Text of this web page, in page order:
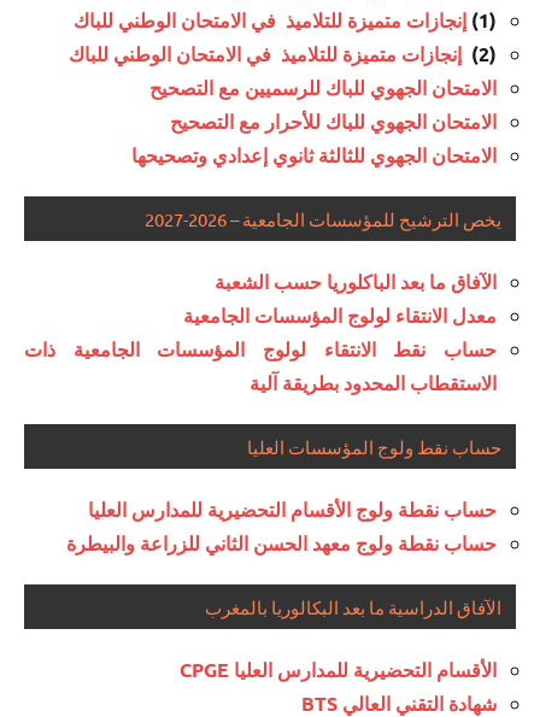
(1)
إنجازات متميزة للتلاميذ في الامتحان الوطني للباك
(2)
إنجازات متميزة للتلاميذ في الامتحان الوطني للباك
الامتحان الجهوي للباك للرسميين مع التصحيح
الامتحان الجهوي للباك للأحرار مع التصحيح
الامتحان الجهوي للثالثة ثانوي إعدادي وتصحيحها
يخص الترشيح للمؤسسات الجامعية – 2026-2027
الآفاق ما بعد الباكلوريا حسب الشعبة
معدل الانتقاء لولوج المؤسسات الجامعية
حساب نقط الانتقاء لولوج المؤسسات الجامعية ذات
الاستقطاب المحدود بطريقة آلية
حساب نقط ولوج المؤسسات العليا
حساب نقطة ولوج الأقسام التحضيرية للمدارس العليا
حساب نقطة ولوج معهد الحسن الثاني للزراعة والبيطرة
الآفاق الدراسية ما بعد البكالوريا بالمغرب
الأقسام التحضيرية للمدارس العليا CPGE
شهادة التقني العالي BTS